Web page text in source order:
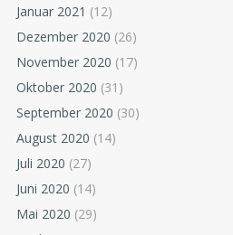
Januar 2021 (12)
Dezember 2020 (26)
November 2020 (17)
Oktober 2020 (31)
September 2020 (30)
August 2020 (14)
Juli 2020 (27)
Juni 2020 (14)
Mai 2020 (29)